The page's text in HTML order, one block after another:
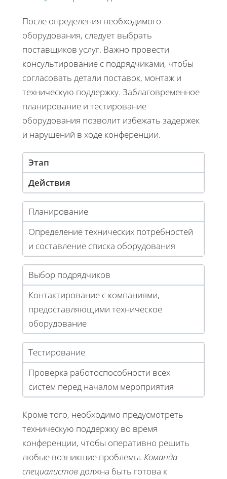
После определения необходимого
оборудования, следует выбрать
поставщиков услуг. Важно провести
консультирование с подрядчиками, чтобы
согласовать детали поставок, монтаж и
техническую поддержку. Заблаговременное
планирование и тестирование
оборудования позволит избежать задержек
и нарушений в ходе конференции.
Этап
Действия
Планирование
Определение технических потребностей
и составление списка оборудования
Выбор подрядчиков
Контактирование с компаниями,
предоставляющими техническое
оборудование
Тестирование
Проверка работоспособности всех
систем перед началом мероприятия
Кроме того, необходимо предусмотреть
техническую поддержку во время
конференции, чтобы оперативно решить
любые возникшие проблемы. Команда
специалистов должна быть готова к